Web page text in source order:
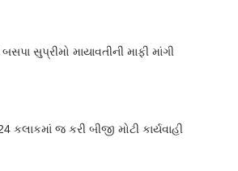
સુપ્રીમો માયાવતીની માફી માંગી
જ કરી બીજી મોટી કાર્યવાહી